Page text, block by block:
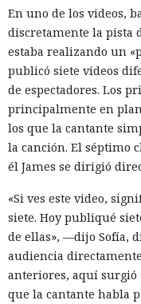
En uno de los videos,
discretamente la pista
estaba realizando un
publicó siete videos
de espectadores. Los
principalmente en
los que la cantante
la canción. El séptimo
él James se dirigió
«Si ves este video,
siete. Hoy publiqué
de ellas», —dijo Sofía,
audiencia
anteriores, aquí
que la cantante habla